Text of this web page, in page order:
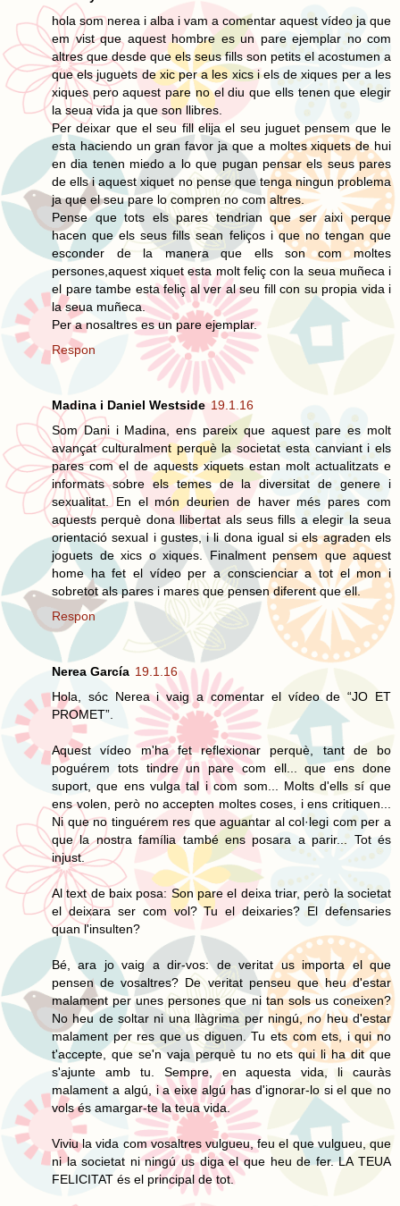
hola som nerea i alba i vam a comentar aquest vídeo ja que
em vist que aquest hombre es un pare ejemplar no com
altres que desde que els seus fills son petits el acostumen a
que els juguets de xic per a les xics i els de xiques per a les
xiques pero aquest pare no el diu que ells tenen que elegir
la seua vida ja que son llibres.
Per deixar que el seu fill elija el seu juguet pensem que le
esta haciendo un gran favor ja que a moltes xiquets de hui
en dia tenen miedo a lo que pugan pensar els seus pares
de ells i aquest xiquet no pense que tenga ningun problema
ja que el seu pare lo compren no com altres.
Pense que tots els pares tendrian que ser aixi perque
hacen que els seus fills sean feliços i que no tengan que
esconder de la manera que ells son com moltes
persones,aquest xiquet esta molt feliç con la seua muñeca i
el pare tambe esta feliç al ver al seu fill con su propia vida i
la seua muñeca.
Per a nosaltres es un pare ejemplar.
Respon
Madina i Daniel Westside 19.1.16
Som Dani i Madina, ens pareix que aquest pare es molt
avançat culturalment perquè la societat esta canviant i els
pares com el de aquests xiquets estan molt actualitzats e
informats sobre els temes de la diversitat de genere i
sexualitat. En el món deurien de haver més pares com
aquests perquè dona llibertat als seus fills a elegir la seua
orientació sexual i gustes, i li dona igual si els agraden els
joguets de xics o xiques. Finalment pensem que aquest
home ha fet el vídeo per a conscienciar a tot el mon i
sobretot als pares i mares que pensen diferent que ell.
Respon
Nerea García 19.1.16
Hola, sóc Nerea i vaig a comentar el vídeo de “JO ET
PROMET”.
Aquest vídeo m'ha fet reflexionar perquè, tant de bo
poguérem tots tindre un pare com ell... que ens done
suport, que ens vulga tal i com som... Molts d'ells sí que
ens volen, però no accepten moltes coses, i ens critiquen...
Ni que no tinguérem res que aguantar al col·legi com per a
que la nostra família també ens posara a parir... Tot és
injust.
Al text de baix posa: Son pare el deixa triar, però la societat
el deixara ser com vol? Tu el deixaries? El defensaries
quan l'insulten?
Bé, ara jo vaig a dir-vos: de veritat us importa el que
pensen de vosaltres? De veritat penseu que heu d'estar
malament per unes persones que ni tan sols us coneixen?
No heu de soltar ni una llàgrima per ningú, no heu d'estar
malament per res que us diguen. Tu ets com ets, i qui no
t'accepte, que se'n vaja perquè tu no ets qui li ha dit que
s'ajunte amb tu. Sempre, en aquesta vida, li cauràs
malament a algú, i a eixe algú has d'ignorar-lo si el que no
vols és amargar-te la teua vida.
Viviu la vida com vosaltres vulgueu, feu el que vulgueu, que
ni la societat ni ningú us diga el que heu de fer. LA TEUA
FELICITAT és el principal de tot.